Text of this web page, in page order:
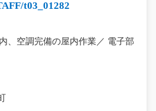
t03_01282
、空調完備の屋内作業／ 電子部